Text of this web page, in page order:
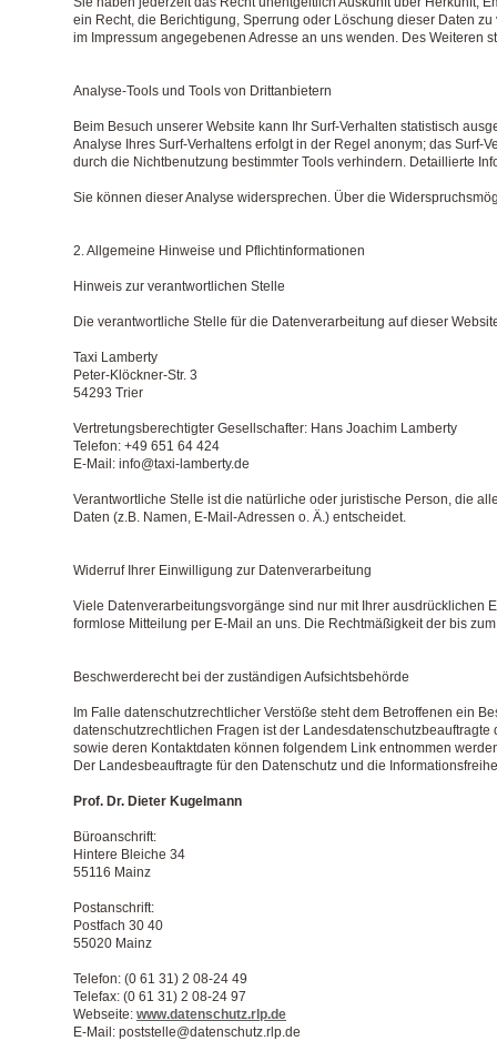
ein Recht, die Berichtigung, Sperrung oder Löschung dieser Daten
im Impressum angegebenen Adresse an uns wenden. Des Weiteren
Analyse-Tools und Tools von Drittanbietern
Beim Besuch unserer Website kann Ihr Surf-Verhalten statistisch
Analyse Ihres Surf-Verhaltens erfolgt in der Regel anonym; das
durch die Nichtbenutzung bestimmter Tools verhindern. Detaillierte
Sie können dieser Analyse widersprechen. Über die
2. Allgemeine Hinweise und Pflichtinformationen
Hinweis zur verantwortlichen Stelle
Die verantwortliche Stelle für die Datenverarbeitung auf dieser
Taxi Lamberty
Peter-Klöckner-Str. 3
54293 Trier
Vertretungsberechtigter Gesellschafter: Hans Joachim Lamberty
Telefon: +49 651 64 424
E-Mail: info@taxi-lamberty.de
Verantwortliche Stelle ist die natürliche oder juristische Person, die
Daten (z.B. Namen, E-Mail-Adressen o. Ä.) entscheidet.
Widerruf Ihrer Einwilligung zur Datenverarbeitung
Viele Datenverarbeitungsvorgänge sind nur mit Ihrer
formlose Mitteilung per E-Mail an uns. Die Rechtmäßigkeit der bis
Beschwerderecht bei der zuständigen Aufsichtsbehörde
Im Falle datenschutzrechtlicher Verstöße steht dem Betroffenen ein
datenschutzrechtlichen Fragen ist der
sowie deren Kontaktdaten können folgendem Link entnommen
Der Landesbeauftragte für den Datenschutz und die
Prof. Dr. Dieter Kugelmann
Büroanschrift:
Hintere Bleiche 34
55116 Mainz
Postanschrift:
Postfach 30 40
55020 Mainz
Telefon: (0 61 31) 2 08-24 49
Telefax: (0 61 31) 2 08-24 97
Webseite: www.datenschutz.rlp.de
E-Mail: poststelle@datenschutz.rlp.de